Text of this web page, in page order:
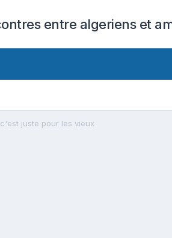
entre algeriens et
juste pour les vieux